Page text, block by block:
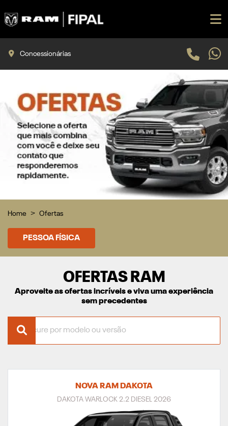
Concessionárias
Home Ofertas
PESSOA FÍSICA
OFERTAS RAM
Aproveite as ofertas incríveis e viva uma experiência
sem precedentes
NOVA RAM DAKOTA
DAKOTA WARLOCK 2.2 DIESEL 2026